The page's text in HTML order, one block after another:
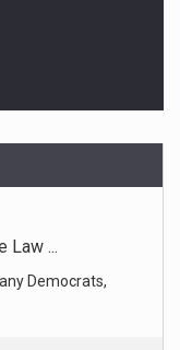
Law ...
Democrats,
for ...
enemies list,